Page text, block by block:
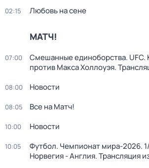
02:15 Любовь на сене
МАТЧ!
07:00
Смешанные единоборства. UFC.
против Макса Холлоуэя.
08:00 Новости
08:05 Все на Матч!
10:00 Новости
10:05
Футбол. Чемпионат мира-2026.
Норвегия - Англия. Трансляция